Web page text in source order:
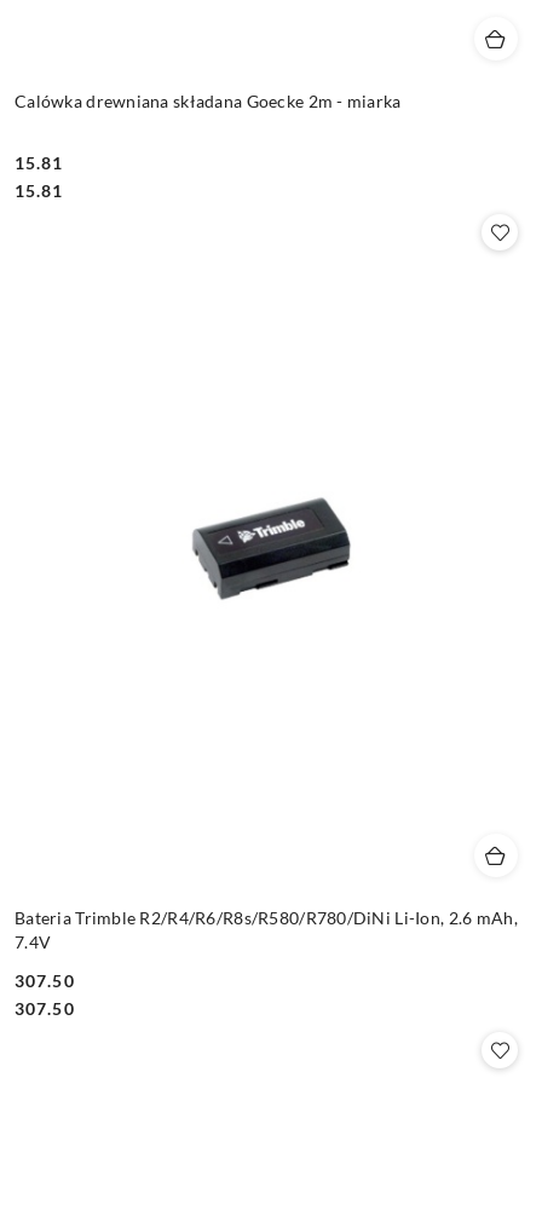
Calówka drewniana składana Goecke 2m - miarka
Cena:
15.81
Cena:
15.81
Bateria Trimble R2/R4/R6/R8s/R580/R780/DiNi Li-Ion, 2.6 mAh,
7.4V
Cena:
307.50
Cena:
307.50